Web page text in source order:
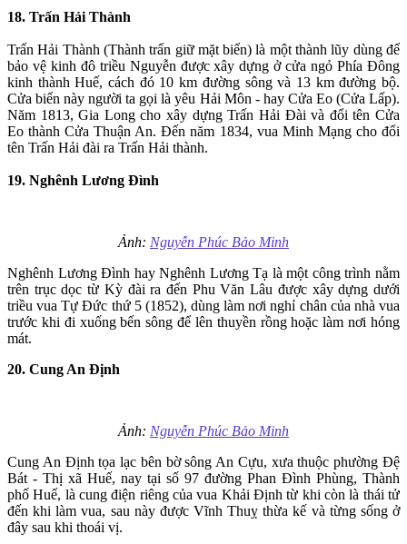
18. Trấn Hải Thành
Trấn Hải Thành (Thành trấn giữ mặt biển) là một thành lũy dùng để
bảo vệ kinh đô triều Nguyễn được xây dựng ở cửa ngỏ Phía Đông
kinh thành Huế, cách đó 10 km đường sông và 13 km đường bộ.
Cửa biển này người ta gọi là yêu Hải Môn - hay Cửa Eo (Cửa Lấp).
Năm 1813, Gia Long cho xây dựng Trấn Hải Đài và đổi tên Cửa
Eo thành Cửa Thuận An. Đến năm 1834, vua Minh Mạng cho đổi
tên Trấn Hải đài ra Trấn Hải thành.
19. Nghênh Lương Đình
Ảnh: Nguyễn Phúc Bảo Minh
Nghênh Lương Đình hay Nghênh Lương Tạ là một công trình nằm
trên trục dọc từ Kỳ đài ra đến Phu Văn Lâu được xây dựng dưới
triều vua Tự Đức thứ 5 (1852), dùng làm nơi nghỉ chân của nhà vua
trước khi đi xuống bến sông để lên thuyền rồng hoặc làm nơi hóng
mát.
20. Cung An Định
Ảnh: Nguyễn Phúc Bảo Minh
Cung An Định tọa lạc bên bờ sông An Cựu, xưa thuộc phường Đệ
Bát - Thị xã Huế, nay tại số 97 đường Phan Đình Phùng, Thành
phố Huế, là cung điện riêng của vua Khải Định từ khi còn là thái tử
đến khi làm vua, sau này được Vĩnh Thuỵ thừa kế và từng sống ở
đây sau khi thoái vị.